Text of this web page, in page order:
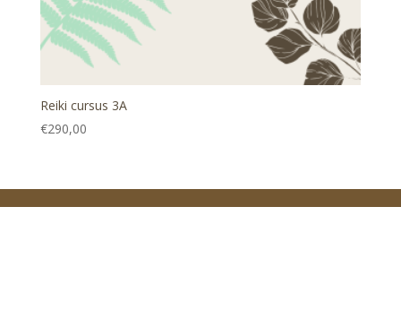
Reiki cursus 3A
€290,00